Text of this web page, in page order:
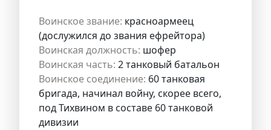
Воинское звание: красноармеец
(дослужился до звания ефрейтора)
Воинская должность: шофер
Воинская часть: 2 танковый батальон
Воинское соединение: 60 танковая
бригада, начинал войну, скорее всего,
под Тихвином в составе 60 танковой
дивизии